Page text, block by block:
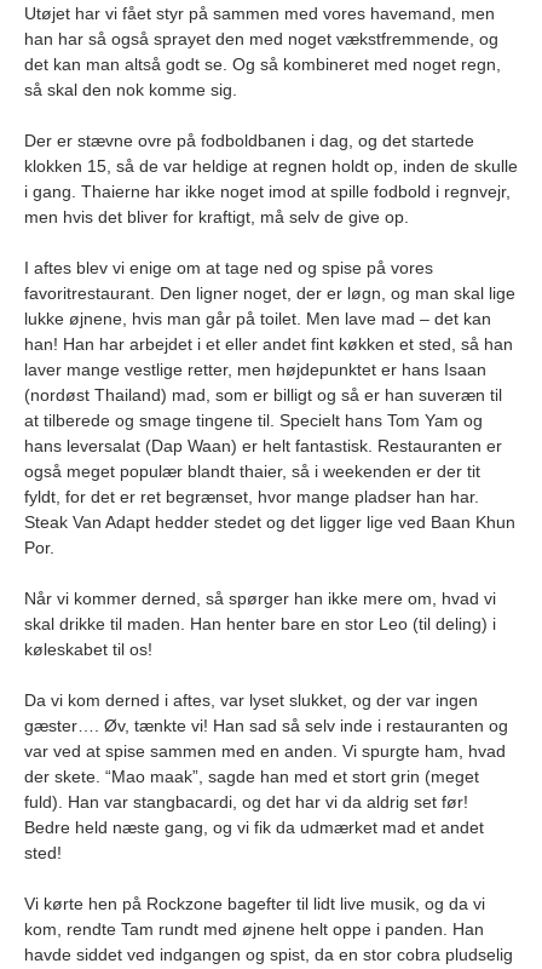
Utøjet har vi fået styr på sammen med vores havemand, men
han har så også sprayet den med noget vækstfremmende, og
det kan man altså godt se. Og så kombineret med noget regn,
så skal den nok komme sig.
Der er stævne ovre på fodboldbanen i dag, og det startede
klokken 15, så de var heldige at regnen holdt op, inden de skulle
i gang. Thaierne har ikke noget imod at spille fodbold i regnvejr,
men hvis det bliver for kraftigt, må selv de give op.
I aftes blev vi enige om at tage ned og spise på vores
favoritrestaurant. Den ligner noget, der er løgn, og man skal lige
lukke øjnene, hvis man går på toilet. Men lave mad – det kan
han! Han har arbejdet i et eller andet fint køkken et sted, så han
laver mange vestlige retter, men højdepunktet er hans Isaan
(nordøst Thailand) mad, som er billigt og så er han suveræn til
at tilberede og smage tingene til. Specielt hans Tom Yam og
hans leversalat (Dap Waan) er helt fantastisk. Restauranten er
også meget populær blandt thaier, så i weekenden er der tit
fyldt, for det er ret begrænset, hvor mange pladser han har.
Steak Van Adapt hedder stedet og det ligger lige ved Baan Khun
Por.
Når vi kommer derned, så spørger han ikke mere om, hvad vi
skal drikke til maden. Han henter bare en stor Leo (til deling) i
køleskabet til os!
Da vi kom derned i aftes, var lyset slukket, og der var ingen
gæster…. Øv, tænkte vi! Han sad så selv inde i restauranten og
var ved at spise sammen med en anden. Vi spurgte ham, hvad
der skete. “Mao maak”, sagde han med et stort grin (meget
fuld). Han var stangbacardi, og det har vi da aldrig set før!
Bedre held næste gang, og vi fik da udmærket mad et andet
sted!
Vi kørte hen på Rockzone bagefter til lidt live musik, og da vi
kom, rendte Tam rundt med øjnene helt oppe i panden. Han
havde siddet ved indgangen og spist, da en stor cobra pludselig